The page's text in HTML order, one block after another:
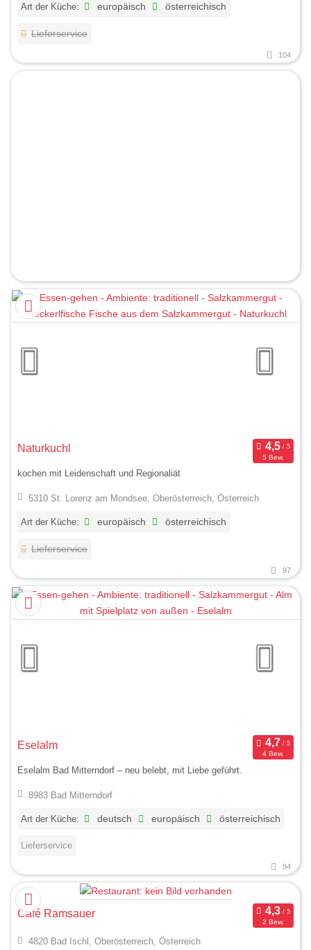
Art der Küche: europäisch österreichisch
Lieferservice
104
Naturkuchl
5 Bew.
kochen mit Leidenschaft und Regionaliät
5310 St. Lorenz am Mondsee, Oberösterreich, Österreich
Art der Küche: europäisch österreichisch
Lieferservice
97
Eselalm
4 Bew.
Eselalm Bad Mitterndorf – neu belebt, mit Liebe geführt.
8983 Bad Mitterndorf
Art der Küche: deutsch europäisch österreichisch
Lieferservice
94
Café Ramsauer
2 Bew.
4820 Bad Ischl, Oberösterreich, Österreich